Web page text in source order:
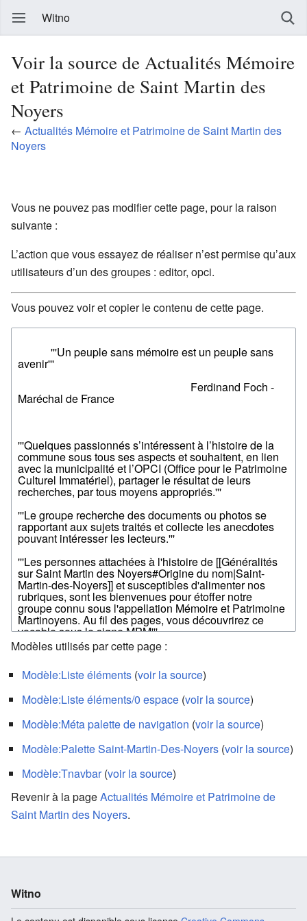
Witno
Voir la source de Actualités Mémoire
et Patrimoine de Saint Martin des
Noyers
← Actualités Mémoire et Patrimoine de Saint Martin des
Noyers
Vous ne pouvez pas modifier cette page, pour la raison
suivante :
L’action que vous essayez de réaliser n’est permise qu’aux
utilisateurs d’un des groupes : editor, opci.
Vous pouvez voir et copier le contenu de cette page.
Modèles utilisés par cette page :
Modèle:Liste éléments (voir la source)
Modèle:Liste éléments/0 espace (voir la source)
Modèle:Méta palette de navigation (voir la source)
Modèle:Palette Saint-Martin-Des-Noyers (voir la source)
Modèle:Tnavbar(voir la source)
Revenir à la pageActualités Mémoire et Patrimoine de
Saint Martin des Noyers.
Witno